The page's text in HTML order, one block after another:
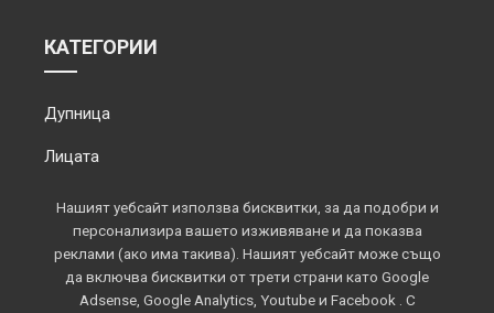
Нашият уебсайт използва бисквитки, за да подобри и
персонализира вашето изживяване и да показва
реклами (ако има такива). Нашият уебсайт може също
да включва бисквитки от трети страни като Google
Adsense, Google Analytics, Youtube и Facebook . С
КАТЕГОРИИ
Дупница
Лицата
Обектив
Околията
Площадът